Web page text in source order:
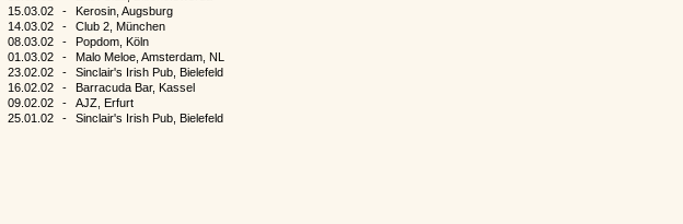
15.03.02
-
Kerosin, Augsburg
14.03.02
-
Club 2, München
08.03.02
-
Popdom, Köln
01.03.02
-
Malo Meloe, Amsterdam, NL
23.02.02
-
Sinclair's Irish Pub, Bielefeld
16.02.02
-
Barracuda Bar, Kassel
09.02.02
-
AJZ, Erfurt
25.01.02
- Sinclair's Irish Pub, Bielefeld